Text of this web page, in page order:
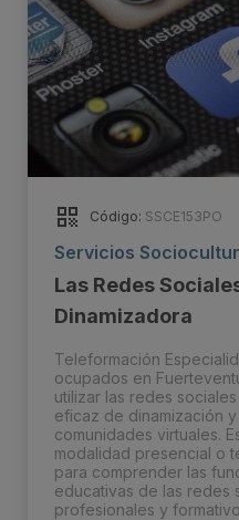
Código: SSCE153PO
Servicios
Las Redes
Dinamizadora
Teleformación
ocupados en
utilizar las redes
eficaz de dinamización
comunidades virtuales.
modalidad presencial o
para comprender las
educativas de las redes
profesionales y